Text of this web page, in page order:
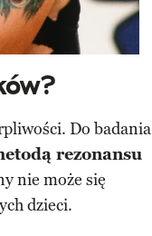
Do badania
rezonansu
nie może się
dzieci.